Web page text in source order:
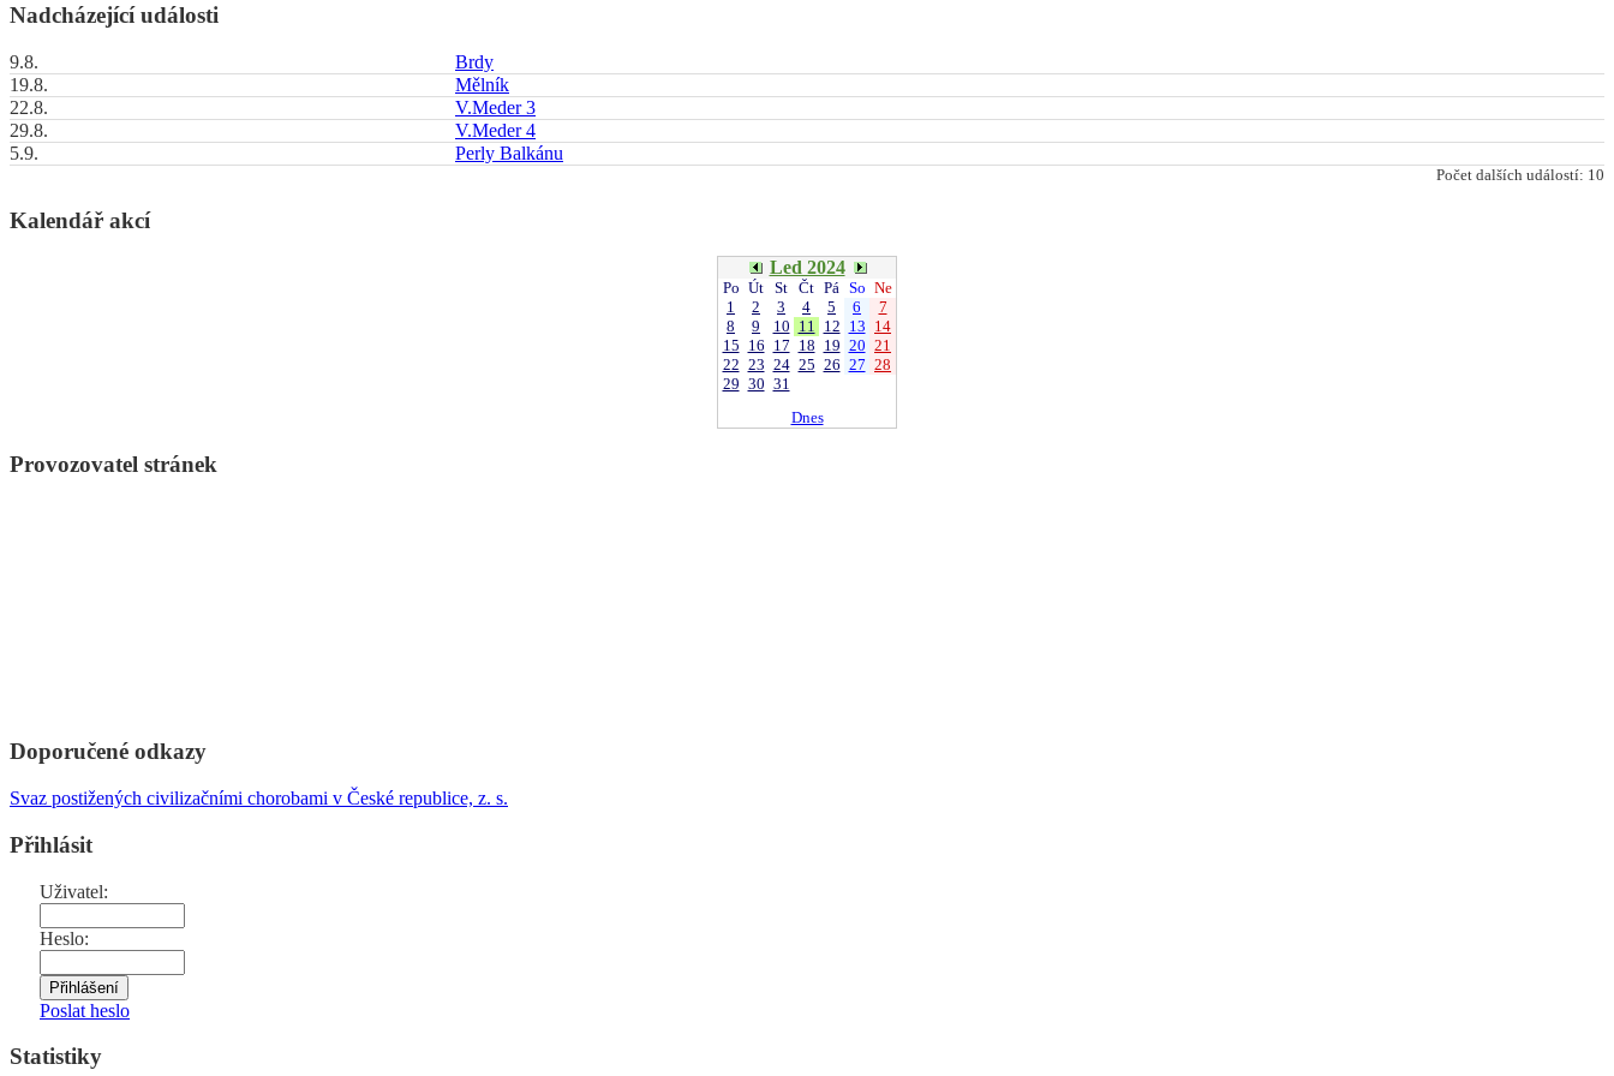
Nadcházející události
9.8.
Brdy
19.8.
Mělník
22.8.
V.Meder 3
29.8.
V.Meder 4
5.9.
Perly Balkánu
Počet dalších událostí: 10
Kalendář akcí
Led 2024
Po Út St Čt Pá So Ne
1
2 3 4 5 6
7
8
9 10 11 12 13 14
15 16 17 18 19 20 21
22 23 24 25 26 27 28
29 30 31
Dnes
Provozovatel stránek
Doporučené odkazy
Svaz postižených civilizačními chorobami v České republice, z. s.
Přihlásit
Uživatel:
Heslo:
Poslat heslo
Statistiky